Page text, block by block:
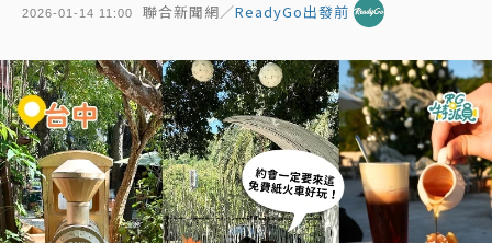
2026-01-14 11:00 聯合新聞網／ReadyGo出發前